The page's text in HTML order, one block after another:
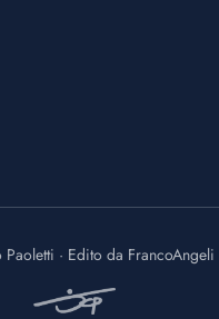
Paoletti · Edito da FrancoAngeli